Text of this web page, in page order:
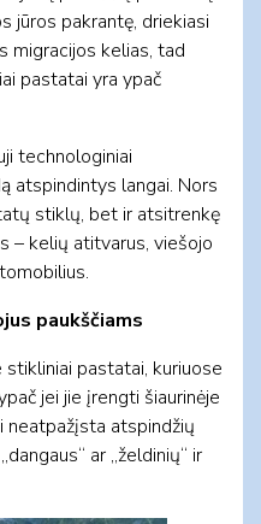
jūros pakrantę, driekiasi
migracijos kelias, tad
pastatai yra ypač
technologiniai
atspindintys langai. Nors
stiklų, bet ir atsitrenkę
– kelių atitvarus, viešojo
paukščiams
pastatai, kuriuose
jei jie įrengti šiaurinėje
neatpažįsta atspindžių
ar „želdinių“ ir